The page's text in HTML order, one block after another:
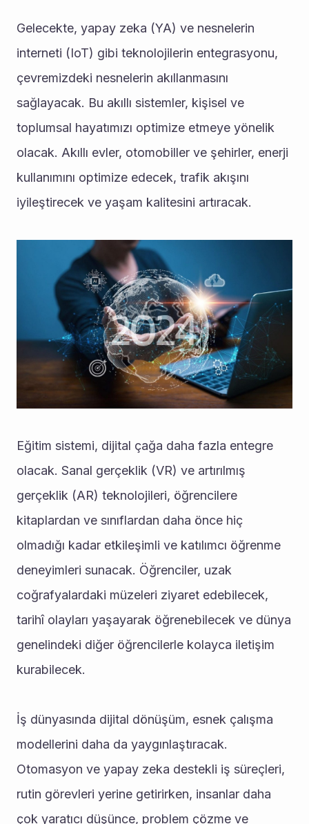
Gelecekte, yapay zeka (YA) ve nesnelerin
interneti (IoT) gibi teknolojilerin entegrasyonu,
çevremizdeki nesnelerin akıllanmasını
sağlayacak. Bu akıllı sistemler, kişisel ve
toplumsal hayatımızı optimize etmeye yönelik
olacak. Akıllı evler, otomobiller ve şehirler, enerji
kullanımını optimize edecek, trafik akışını
iyileştirecek ve yaşam kalitesini artıracak.
Eğitim sistemi, dijital çağa daha fazla entegre
olacak. Sanal gerçeklik (VR) ve artırılmış
gerçeklik (AR) teknolojileri, öğrencilere
kitaplardan ve sınıflardan daha önce hiç
olmadığı kadar etkileşimli ve katılımcı öğrenme
deneyimleri sunacak. Öğrenciler, uzak
coğrafyalardaki müzeleri ziyaret edebilecek,
tarihî olayları yaşayarak öğrenebilecek ve dünya
genelindeki diğer öğrencilerle kolayca iletişim
kurabilecek.
İş dünyasında dijital dönüşüm, esnek çalışma
modellerini daha da yaygınlaştıracak.
Otomasyon ve yapay zeka destekli iş süreçleri,
rutin görevleri yerine getirirken, insanlar daha
çok yaratıcı düşünce, problem çözme ve